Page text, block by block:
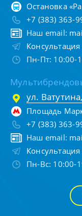
Остановка
+7 (383) 363-
Наш email:
Пн-Пт: 10:00-
ул.
Площадь
+7 (383) 363-
Наш email:
Пн-Вс: 10:00-